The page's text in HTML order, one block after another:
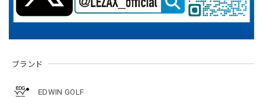
ブランド
EDWIN GOLF